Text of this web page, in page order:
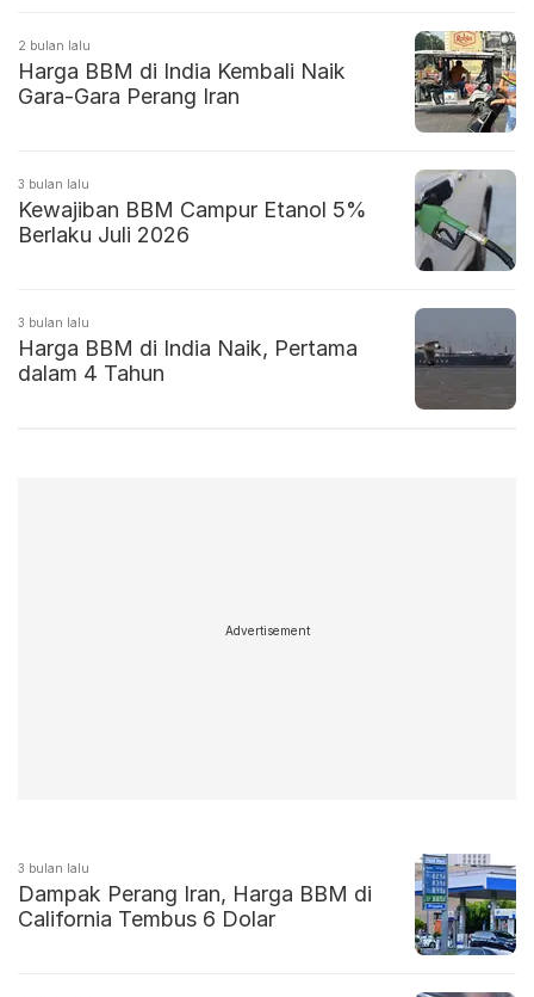
2 bulan lalu
Harga BBM di India Kembali Naik
Gara-Gara Perang Iran
3 bulan lalu
Kewajiban BBM Campur Etanol 5%
Berlaku Juli 2026
3 bulan lalu
Harga BBM di India Naik, Pertama
dalam 4 Tahun
Advertisement
3 bulan lalu
Dampak Perang Iran, Harga BBM di
California Tembus 6 Dolar